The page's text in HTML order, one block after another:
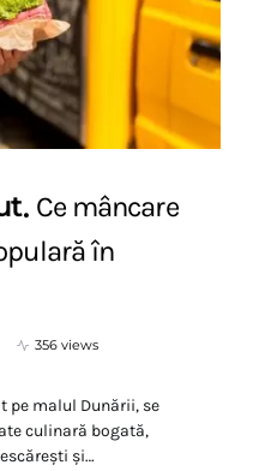
Ce mâncare
în
356 views
pe malul Dunării, se
culinară bogată,
și…